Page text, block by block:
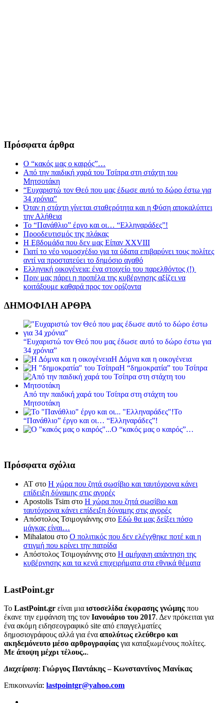
Πρόσφατα άρθρα
Ο “κακός μας ο καιρός”…
Από την παιδική χαρά του Τσίπρα στη στάχτη του
Μητσοτάκη
“Ευχαριστώ τον Θεό που μας έδωσε αυτό το δώρο έστω για
34 χρόνια”
Όταν η στάχτη γίνεται σταθερότητα και η Φύση αποκαλύπτει
την Αλήθεια
Το “Πανάθλιο” έργο και οι… “Ελληναράδες”!
Προοδευτισμός της πλάκας
Η Εβδομάδα που δεν μας Είπαν XXVIII
Γιατί το νέο νομοσχέδιο για τα ύδατα επιβαρύνει τους πολίτες
αντί να προστατεύει το δημόσιο αγαθό
Ελληνική οικογένεια: ένα στοιχείο του παρελθόντος (!)
Πριν μας πάρει η προπέλα της κυβέρνησης αξίζει να
κοιτάξουμε καθαρά προς τον ορίζοντα
ΔΗΜΟΦΙΛΗ ΑΡΘΡΑ
“Ευχαριστώ τον Θεό που μας έδωσε αυτό το δώρο έστω για
34 χρόνια”
Η Δόμνα και η οικογένεια
Η “δημοκρατία” του Τσίπρα
Από την παιδική χαρά του Τσίπρα στη στάχτη του
Μητσοτάκη
Το
“Πανάθλιο” έργο και οι… “Ελληναράδες”!
Ο “κακός μας ο καιρός”…
Πρόσφατα σχόλια
ΑΤ στο Η χώρα που ζητά σωσίβιο και ταυτόχρονα κάνει
επίδειξη δύναμης στις αγορές
Apostolis Tsim στο Η χώρα που ζητά σωσίβιο και
ταυτόχρονα κάνει επίδειξη δύναμης στις αγορές
Απόστολος Τσιμογιάννης στο Εδώ θα μας δείξει πόσο
μάγκας είναι…
Mihalatou στο Ο πολιτικός που δεν ελέγχθηκε ποτέ και η
στιγμή που κρίνει την πατρίδα
Απόστολος Τσιμογιάννης στο Η αμήχανη απάντηση της
κυβέρνησης και τα κενά επιχειρήματα στα εθνικά θέματα
LastPoint.gr
To LastPoint.gr είναι μια ιστοσελίδα έκφρασης γνώμης που
έκανε την εμφάνιση της τον Ιανουάριο του 2017. Δεν πρόκειται για
ένα ακόμη ειδησεογραφικό site από επαγγελματίες
δημοσιογράφους αλλά για ένα απολύτως ελεύθερο και
ακηδεμόνευτο μέσο αρθρογραφίας για καταξιωμένους πολίτες.
Με άποψη μέχρι τέλους...
Διαχείριση: Γιώργος Παντάκης – Κωνσταντίνος Μανίκας
Επικοινωνία: lastpointgr@yahoo.com